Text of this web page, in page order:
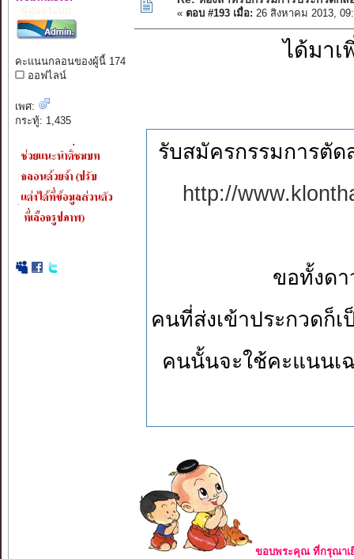
คะแนนกลอนของผู้นี้ 174
ออฟไลน์
เพศ:
กระทู้: 1,435
« ตอบ #193 เมื่อ: 26 สิงหาคม 2013,
ได้มา
รับสมัครกรรมการตั
http://
ขอทั้งดา
คนที่ส่งเข้าประกวดก็
คนนั้นจะใช้คะแนนเ
ขอบพระคุณ ที่กรุณาเ